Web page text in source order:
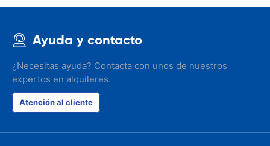
Ayuda y contacto
¿Necesitas ayuda? Contacta con unos de nuestros
expertos en alquileres.
Atención al cliente